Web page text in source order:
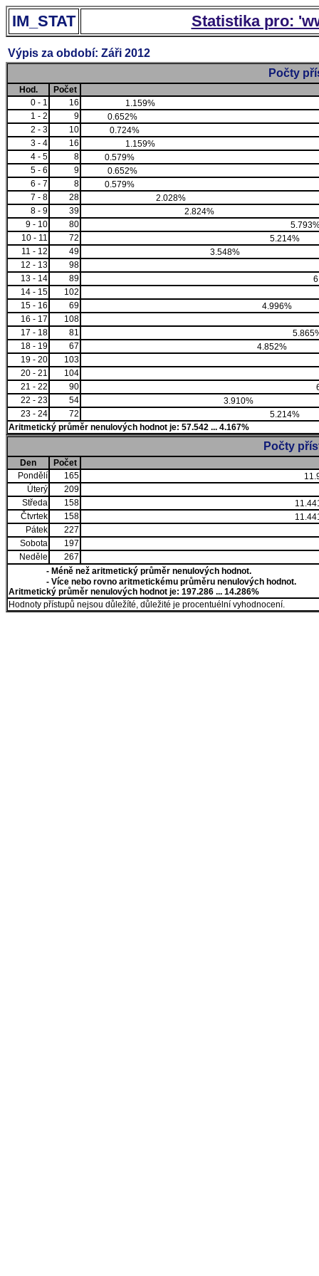
IM_STAT Statistika pro:
Výpis za období: Záři 2012
Počty
Hod.
Počet
0 - 1
16
1.159%
1 - 2
9
0.652%
2 - 3
10
0.724%
3 - 4
16
1.159%
4 - 5
8
0.579%
5 - 6
9
0.652%
6 - 7
8
0.579%
7 - 8
28
2.028%
8 - 9
39
2.824%
9 - 10
80
10 - 11
72
5.214%
11 - 12
49
3.548%
12 - 13
98
13 - 14
89
14 - 15
102
15 - 16
69
4.996%
16 - 17
108
17 - 18
81
18 - 19
67
4.852%
19 - 20
103
20 - 21
104
21 - 22
90
22 - 23
54
3.910%
23 - 24
72
5.214%
Aritmetický průměr nenulových hodnot je: 57.542 ... 4.167%
Počty
Den
Počet
Pondělí
165
Úterý
209
Středa
158
Čtvrtek
158
Pátek
227
Sobota
197
Neděle
267
- Méně než aritmetický průměr nenulových hodnot.
- Více nebo rovno aritmetickému průměru nenulových hodnot.
Aritmetický průměr nenulových hodnot je: 197.286 ... 14.286%
Hodnoty přístupů nejsou důležíté, důležité je procentuélní vyhodnocení.